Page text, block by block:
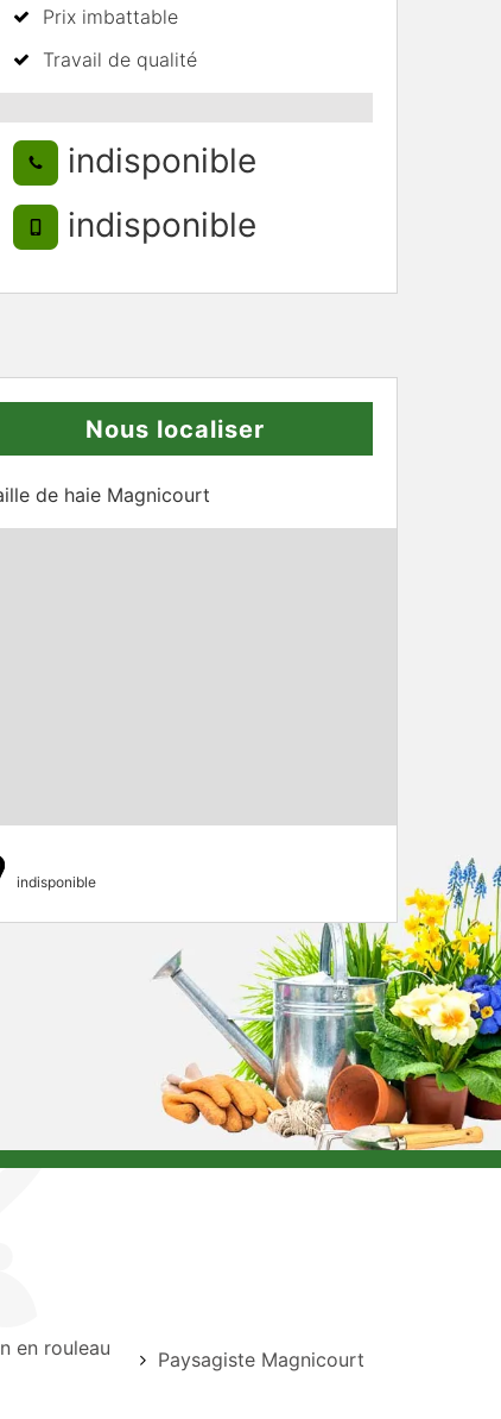
Prix imbattable
Travail de qualité
indisponible
indisponible
Nous localiser
de haie Magnicourt
indisponible
en rouleau
Paysagiste Magnicourt